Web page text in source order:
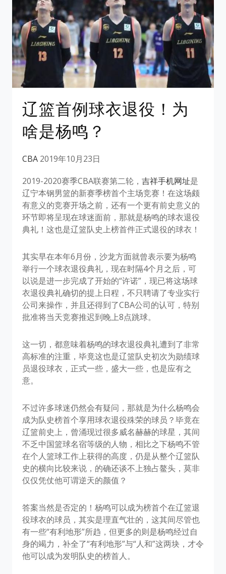
辽篮首例球衣退役！为
啥是杨鸣？
CBA 2019年10月23日
2019-2020赛季CBA联赛第二轮， 吉祥手机网址是
辽宁本钢男篮的新赛季榜首个主场竞赛！在这场颇
有意义的竞赛开场之前，还有一个更有前史意义的
环节即将呈现在球迷面前，那就是杨鸣的球衣退役
典礼！这也是辽篮队史上榜首件正式退役的球衣！
其实早在本年6月份，沙龙方面就曾表示要为杨鸣
举行一个球衣退役典礼，现在时隔4个月之后，可
以说是进一步完成了开始的“许诺”，现已将这场球
衣退役典礼确切的提上日程，不只聘请了专业实行
公司来操作，并且还得到了CBA公司的认可，特别
批准将当天竞赛推迟到晚上8点跳球。
这一切，都意味着杨鸣的球衣退役典礼遭到了非常
高标准的注重，毕竟这也是辽篮队史初次为勋绩球
员退役球衣，正式一些，盛大一些，也是应有之
意。
不过许多球迷仍然会有疑问，那就是为什么杨鸣会
成为队史榜首个享用球衣退役殊荣的球员？毕竟在
辽篮前史上，曾涌现过很多威名赫赫的球星，其间
不乏中国篮球名宿等级的人物，相比之下杨鸣不管
在个人篮球工作上获得的高度，仍是从整个辽篮队
史的横向比较来说，的确还谈不上独占鳌头，莫非
仅仅凭仗他可谓逆天的颜值？
答案当然是否定的！杨鸣可以成为榜首个在辽篮退
役球衣的球员，其实是理直气壮的，这其间尽管也
有一些“有利地形”所趋，但更多的则是杨鸣经过自
身的竭力，补全了“有利地形”与“人和”这两块，才令
他可以成为发明队史的榜首人。